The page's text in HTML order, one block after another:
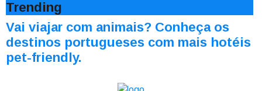
Trending
Vai viajar com animais? Conheça os
destinos portugueses com mais hotéis
pet-friendly.